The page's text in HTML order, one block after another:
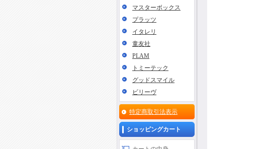
マスターボックス
プラッツ
イタレリ
童友社
PLAM
トミーテック
グッドスマイル
ビリーヴ
特定商取引法表示
ショッピングカート